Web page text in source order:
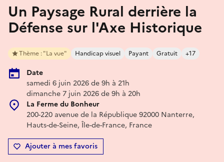
Un Paysage Rural derrière la
Défense sur l'Axe Historique
Thème : "La vue" Handicap visuel Payant Gratuit +17
Date
samedi 6 juin 2026 de 9h à 21h
dimanche 7 juin 2026 de 9h à 20h
La Ferme du Bonheur
200-220 avenue de la République 92000 Nanterre,
Hauts-de-Seine, Île-de-France, France
Ajouter à mes favoris